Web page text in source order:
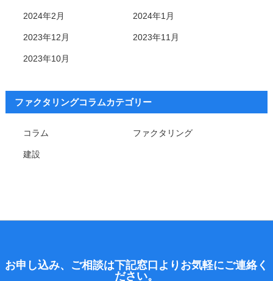
2024年2月 2024年1月
2023年12月 2023年11月
2023年10月
ファクタリングコラムカテゴリー
コラム ファクタリング
建設
お申し込み、ご相談は下記窓口よりお気軽にご連絡く
ださい。